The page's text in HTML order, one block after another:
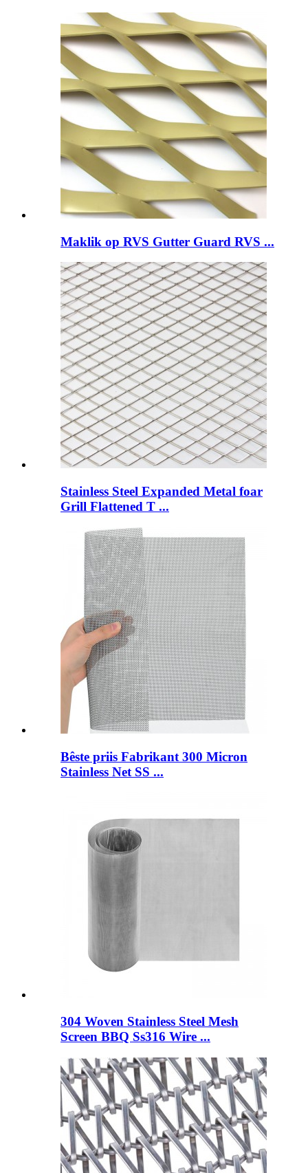
Maklik op RVS Gutter Guard RVS ...
Stainless Steel Expanded Metal foar
Grill Flattened T ...
Bêste priis Fabrikant 300 Micron
Stainless Net SS ...
304 Woven Stainless Steel Mesh
Screen BBQ Ss316 Wire ...